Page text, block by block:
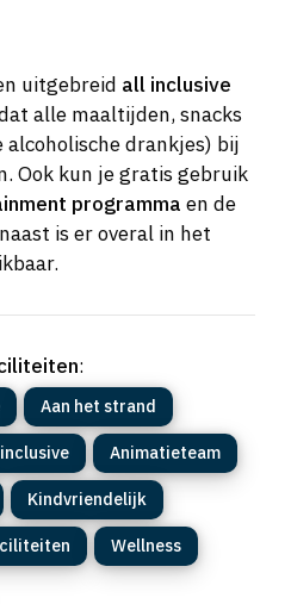
uitgebreid all inclusive
alle maaltijden, snacks
drankjes) bij
Ook kun je gratis gebruik
programma en de
is er overal in het
:
Aan het strand
Animatieteam
Kindvriendelijk
Wellness